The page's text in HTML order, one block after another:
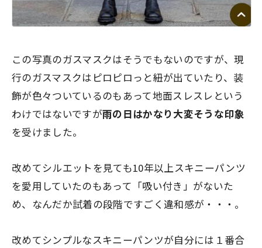
この写真のガスマスクはそうでもないのですが、現
行のガスマスクはピロピロっと紐が出ていたり、装
飾が色々ついているのもあって地面スレスレという
わけではないですが雨の日はかなり大変そうな印象
を受けました。
改めてシルエットを見ても10年以上スキニーパンツ
を愛用していたのもあって「吸い付き」がないた
め、なんだか試着の段階ですごく違和感が・・・。
改めてシンプルなスキニーパンツが自分には１番合